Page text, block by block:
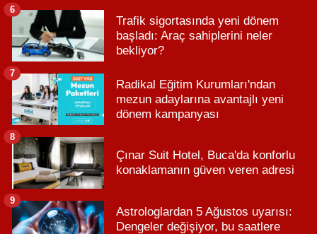
Trafik sigortasında yeni dönem
başladı: Araç sahiplerini neler
bekliyor?
6
Radikal Eğitim Kurumları'ndan
mezun adaylarına avantajlı yeni
dönem kampanyası
7
Çınar Suit Hotel, Buca'da konforlu
konaklamanın güven veren adresi
8
Astrologlardan 5 Ağustos uyarısı:
Dengeler değişiyor, bu saatlere
9